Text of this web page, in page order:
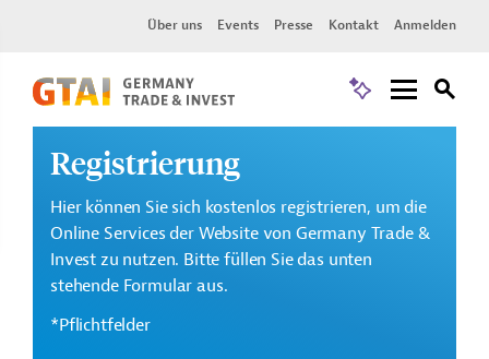
Über uns Events Presse Kontakt Anmelden
Registrierung
Hier können Sie sich kostenlos registrieren, um die
Online Services der Website von Germany Trade &
Invest zu nutzen. Bitte füllen Sie das unten
stehende Formular aus.
*Pflichtfelder